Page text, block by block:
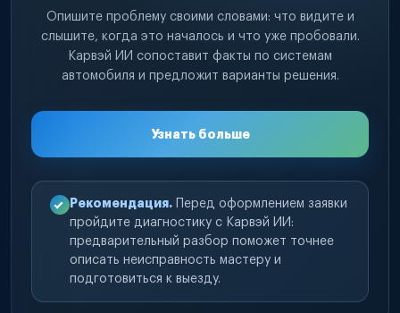
Опишите проблему своими словами: что видите и
слышите, когда это началось и что уже пробовали.
Карвэй ИИ сопоставит факты по системам
автомобиля и предложит варианты решения.
Узнать больше
Рекомендация. Перед оформлением заявки
пройдите диагностику с Карвэй ИИ:
предварительный разбор поможет точнее
описать неисправность мастеру и
подготовиться к выезду.